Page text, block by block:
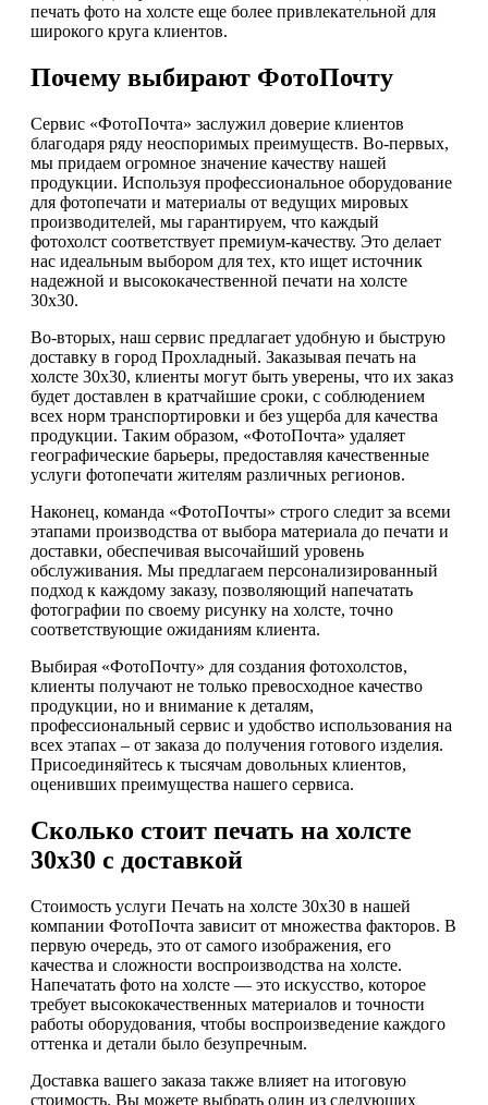
печать фото на холсте еще более привлекательной для
широкого круга клиентов.
Почему выбирают ФотоПочту
Сервис «ФотоПочта» заслужил доверие клиентов
благодаря ряду неоспоримых преимуществ. Во-первых,
мы придаем огромное значение качеству нашей
продукции. Используя профессиональное оборудование
для фотопечати и материалы от ведущих мировых
производителей, мы гарантируем, что каждый
фотохолст соответствует премиум-качеству. Это делает
нас идеальным выбором для тех, кто ищет источник
надежной и высококачественной печати на холсте
30х30.
Во-вторых, наш сервис предлагает удобную и быструю
доставку в город Прохладный. Заказывая печать на
холсте 30х30, клиенты могут быть уверены, что их заказ
будет доставлен в кратчайшие сроки, с соблюдением
всех норм транспортировки и без ущерба для качества
продукции. Таким образом, «ФотоПочта» удаляет
географические барьеры, предоставляя качественные
услуги фотопечати жителям различных регионов.
Наконец, команда «ФотоПочты» строго следит за всеми
этапами производства от выбора материала до печати и
доставки, обеспечивая высочайший уровень
обслуживания. Мы предлагаем персонализированный
подход к каждому заказу, позволяющий напечатать
фотографии по своему рисунку на холсте, точно
соответствующие ожиданиям клиента.
Выбирая «ФотоПочту» для создания фотохолстов,
клиенты получают не только превосходное качество
продукции, но и внимание к деталям,
профессиональный сервис и удобство использования на
всех этапах – от заказа до получения готового изделия.
Присоединяйтесь к тысячам довольных клиентов,
оценивших преимущества нашего сервиса.
Сколько стоит печать на холсте
30х30 с доставкой
Стоимость услуги Печать на холсте 30х30 в нашей
компании ФотоПочта зависит от множества факторов. В
первую очередь, это от самого изображения, его
качества и сложности воспроизводства на холсте.
Напечатать фото на холсте — это искусство, которое
требует высококачественных материалов и точности
работы оборудования, чтобы воспроизведение каждого
оттенка и детали было безупречным.
Доставка вашего заказа также влияет на итоговую
стоимость. Вы можете выбрать один из следующих